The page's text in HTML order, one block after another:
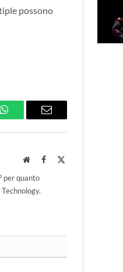
possono
WhatsAppEmail
WebsiteFacebook
per quanto